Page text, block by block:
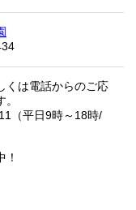
くは電話からのご応
（平日9時～18時/